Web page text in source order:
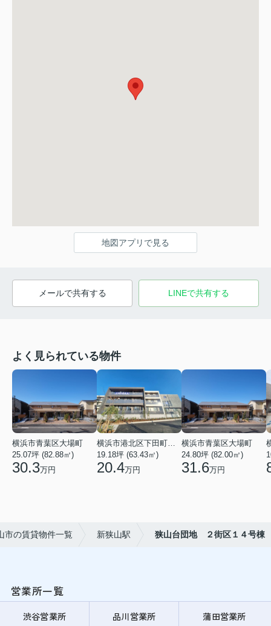
地図アプリで見る
メールで共有する LINEで共有する
よく見られている物件
横浜市青葉区大場町
25.07坪 (82.88㎡)
30.3万円
19.18坪 (63.43㎡)
20.4万円
横浜市青葉区大場町
24.80坪 (82.00㎡)
31.6万円
市の賃貸物件一覧 新狭山駅 狭山台団地 ２街区１４号棟
営業所一覧
渋谷営業所 品川営業所 蒲田営業所